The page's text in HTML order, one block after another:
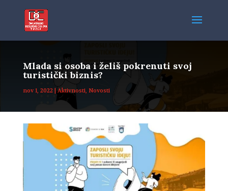
Mlada si osoba i želiš pokrenuti svoj
turistički biznis?
nov 1, 2022|Aktivnosti, Novosti